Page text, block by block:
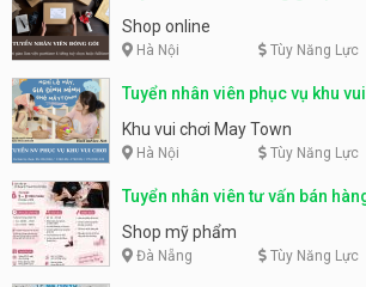
Shop online
Hà Nội Tùy Năng Lực
Tuyển nhân viên phục vụ khu
động
Khu vui chơi May Town
Hà Nội Tùy Năng Lực
Tuyển nhân viên tư vấn bán
Shop mỹ phẩm
Đà Nẵng Tùy Năng Lực